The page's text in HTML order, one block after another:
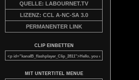
QUELLE: LABOURNET.TV
LIZENZ: CCL A-NC-SA 3.0
PERMANENTER LINK
CLIP EINBETTEN
MIT UNTERTITEL MENUE